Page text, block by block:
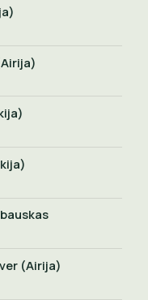
(Airija)